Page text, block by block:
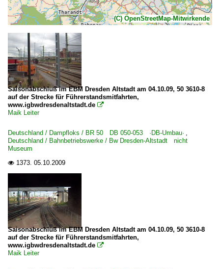
(C) OpenStreetMap-Mitwirkende
Saisonabschluß im EBM Dresden Altstadt am 04.10.09, 50 3610-8
auf der Strecke für Führerstandsmitfahrten,
www.igbwdresdenaltstadt.de 
Maik Leiter
Deutschland / Dampfloks / BR 50 DB 050-053 ·DB-Umbau· ,
Deutschland / Bahnbetriebswerke / Bw Dresden-Altstadt nicht
Museum
 1373. 05.10.2009
Saisonabschluß im EBM Dresden Altstadt am 04.10.09, 50 3610-8
auf der Strecke für Führerstandsmitfahrten,
www.igbwdresdenaltstadt.de 
Maik Leiter